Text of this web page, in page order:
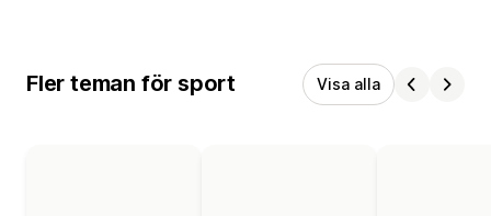
Fler teman för sport Visa alla